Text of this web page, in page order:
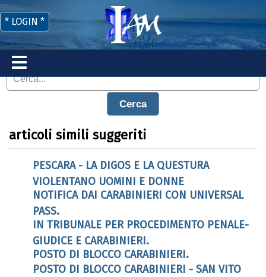
Cerca
* LOGIN *
articoli simili suggeriti
PESCARA - LA DIGOS E LA QUESTURA
VIOLENTANO UOMINI E DONNE
NOTIFICA DAI CARABINIERI CON UNIVERSAL
PASS.
IN TRIBUNALE PER PROCEDIMENTO PENALE-
GIUDICE E CARABINIERI.
POSTO DI BLOCCO CARABINIERI.
POSTO DI BLOCCO CARABINIERI - SAN VITO